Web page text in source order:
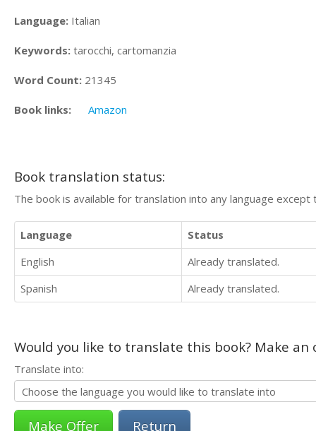
Language: Italian
Keywords: tarocchi, cartomanzia
Word Count: 21345
Book links: Amazon
Book translation status:
The book is available for translation into any language
Language
Status
English
Already translated.
Spanish
Already translated.
Would you like to translate this book? Make
Translate into:
Return